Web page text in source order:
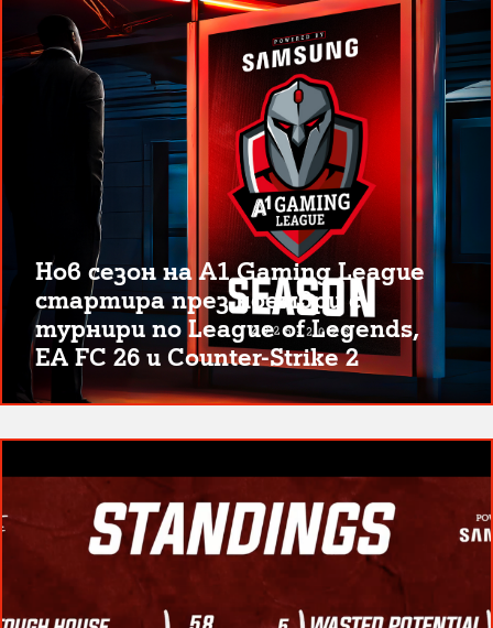
Нов сезон на A1 Gaming League
стартира през ноември с
турнири по League of Legends,
EA FC 26 и Counter-Strike 2